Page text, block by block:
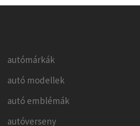
autómárkák
autó modellek
autó emblémák
autóverseny